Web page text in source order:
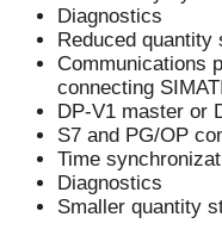
Diagnostics
Reduced quantity
Communications
connecting
DP-V1 master or
S7 and PG/OP
Time
Diagnostics
Smaller quantity